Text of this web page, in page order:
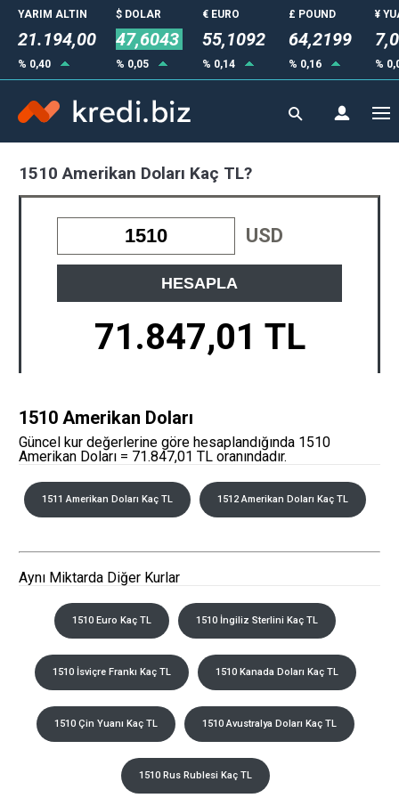
YARIM ALTIN
21.194,00
% 0,40
$ DOLAR
47,6043
% 0,05
€ EURO
55,1092
% 0,14
£ POUND
64,2199
% 0,16
¥
%
1510 Amerikan Doları Kaç TL?
USD
HESAPLA
71.847,01 TL
1510 Amerikan Doları
Güncel kur değerlerine göre hesaplandığında 1510
Amerikan Doları = 71.847,01 TL oranındadır.
1511 Amerikan Doları Kaç TL 1512 Amerikan Doları Kaç TL
Aynı Miktarda Diğer Kurlar
1510 Euro Kaç TL 1510 İngiliz Sterlini Kaç TL
1510 İsviçre Frankı Kaç TL 1510 Kanada Doları Kaç TL
1510 Çin Yuanı Kaç TL 1510 Avustralya Doları Kaç TL
1510 Rus Rublesi Kaç TL